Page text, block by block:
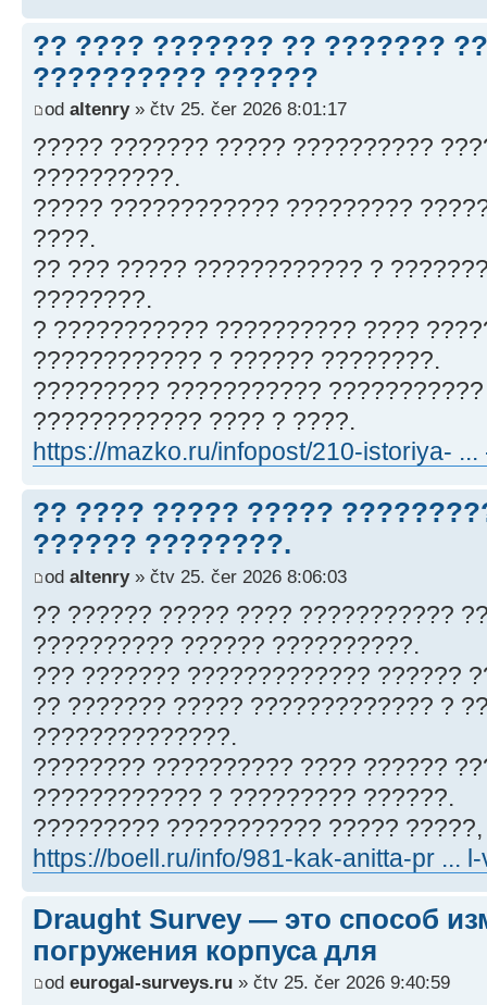
?? ???? ??????? ?? ???????
?????????? ??????
od altenry» čtv 25. čer 2026 8:01:17
????? ??????? ????? ??????????
??????????.
????? ???????????? ?????????
????.
?? ??? ????? ???????????? ?
????????.
? ??????????? ?????????? ????
???????????? ? ?????? ????????.
????????? ???????????
???????????? ???? ? ????.
https://mazko.ru/infopost/210-istoriya- ...
?? ???? ????? ?????
?????? ????????.
od altenry» čtv 25. čer 2026 8:06:03
?? ?????? ????? ???? ???????????
?????????? ?????? ??????????.
??? ??????? ????????????? ??????
?? ??????? ????? ????????????? ?
??????????????.
???????? ?????????? ???? ??????
???????????? ? ????????? ??????.
????????? ??????????? ?????
https://boell.ru/info/981-kak-anitta-pr ...
Draught Survey — это способ
погружения корпуса для
od eurogal-surveys.ru » čtv 25. čer 2026 9:40:59